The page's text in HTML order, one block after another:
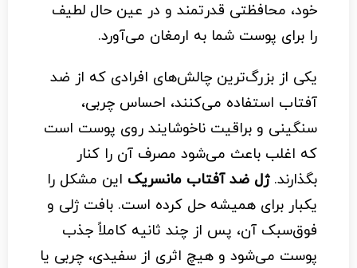
خود، محافظتی قدرتمند و در عین حال لطیف
را برای پوست شما به ارمغان می‌آورد.
یکی از بزرگ‌ترین چالش‌های افرادی که از ضد
آفتاب استفاده می‌کنند، احساس چربی،
سنگینی و براقیت ناخوشایند روی پوست است
که اغلب باعث می‌شود مصرف آن را کنار
بگذارند.ژل ضد آفتاب مانسریک این مشکل را
یکبار برای همیشه حل کرده است. بافت ژلی و
فوق‌سبک آن، پس از چند ثانیه کاملاً جذب
پوست می‌شود و هیچ اثری از سفیدی، چربی یا